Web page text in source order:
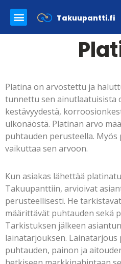
Takuupantti.fi
Platina on arvostettu ja
tunnettu sen ainutlaatuisista
kestävyydestä,
ulkonäöstä. Platinan arvo
puhtauden perusteella.
vaikuttaa sen arvoon.
Kun asiakas lähettää
Takuupanttiin, arvioivat
perusteellisesti. He
määrittävät puhtauden sekä
Tarkistuksen jälkeen
lainatarjouksen.
puhtauden, painon ja